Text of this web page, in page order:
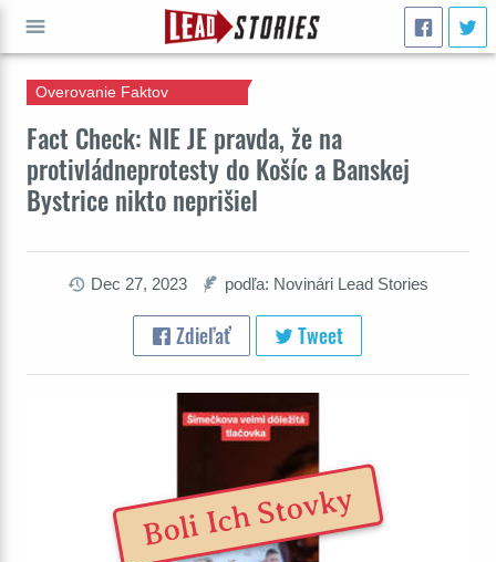
Fact Check: NIE JE pravda, že na
protivládneprotesty do Košíc a Banskej
Bystrice nikto neprišiel
Overovanie Faktov
Dec 27, 2023 podľa: Novinári Lead Stories
Zdieľať Tweet
Boli Ich Stovky
ÍSŤ